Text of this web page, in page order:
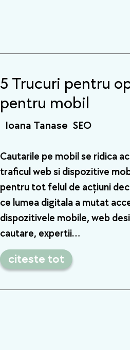
5 Trucuri pentru
pentru mobil
Ioana Tanase SEO
Cautarile pe mobil se ridica
traficul web si dispozitive
pentru tot felul de acțiuni
ce lumea digitala a mutat
dispozitivele mobile, web
cautare, expertii…
citeste tot